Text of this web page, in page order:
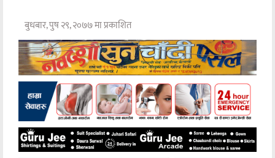
बुधबार, पुष २९, २०७७ मा प्रकाशित